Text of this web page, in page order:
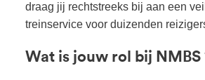
draag jij rechtstreeks bij aan een
treinservice voor duizenden
Wat is jouw rol bij NMBS